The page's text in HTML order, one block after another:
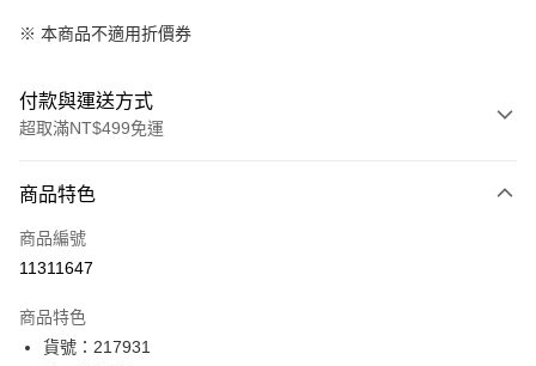
※ 本商品不適用折價券
付款與運送方式
超取滿NT$499免運
icash Pay
信用卡一次付款
LINE Pay
商品特色
商品編號
11311647
商品特色
貨號：217931